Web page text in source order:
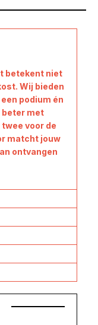
betekent niet
Wij bieden
podium én
beter met
voor de
matcht jouw
ontvangen